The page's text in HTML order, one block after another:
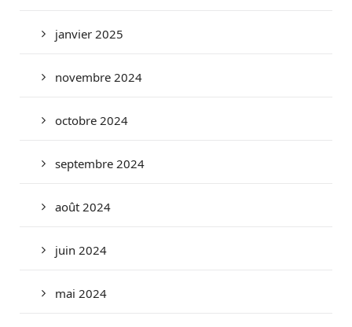
janvier 2025
novembre 2024
octobre 2024
septembre 2024
août 2024
juin 2024
mai 2024